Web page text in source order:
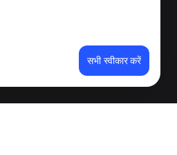
सभी स्वीकार करें